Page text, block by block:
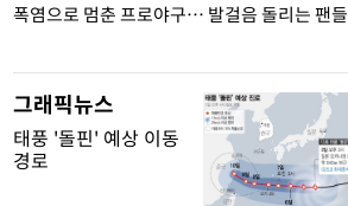
폭염으로 멈춘 프로야구… 발걸음 돌리는 팬들
그래픽뉴스
태풍 '돌핀' 예상 이동
경로